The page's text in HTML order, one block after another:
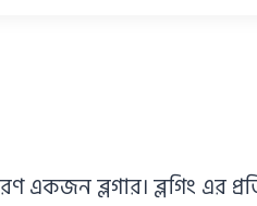
একজন ব্লগার। ব্লগিং